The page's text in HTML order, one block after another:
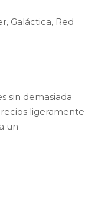
Galáctica, Red
sin demasiada
ligeramente
un